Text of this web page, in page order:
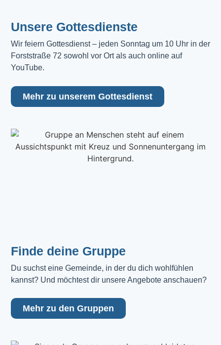
Unsere Gottesdienste
Wir feiern Gottesdienst – jeden Sonntag um 10 Uhr in der
Forststraße 72 sowohl vor Ort als auch online auf
YouTube.
Mehr zu unserem Gottesdienst
Finde deine Gruppe
Du suchst eine Gemeinde, in der du dich wohlfühlen
kannst? Und möchtest dir unsere Angebote anschauen?
Mehr zu den Gruppen